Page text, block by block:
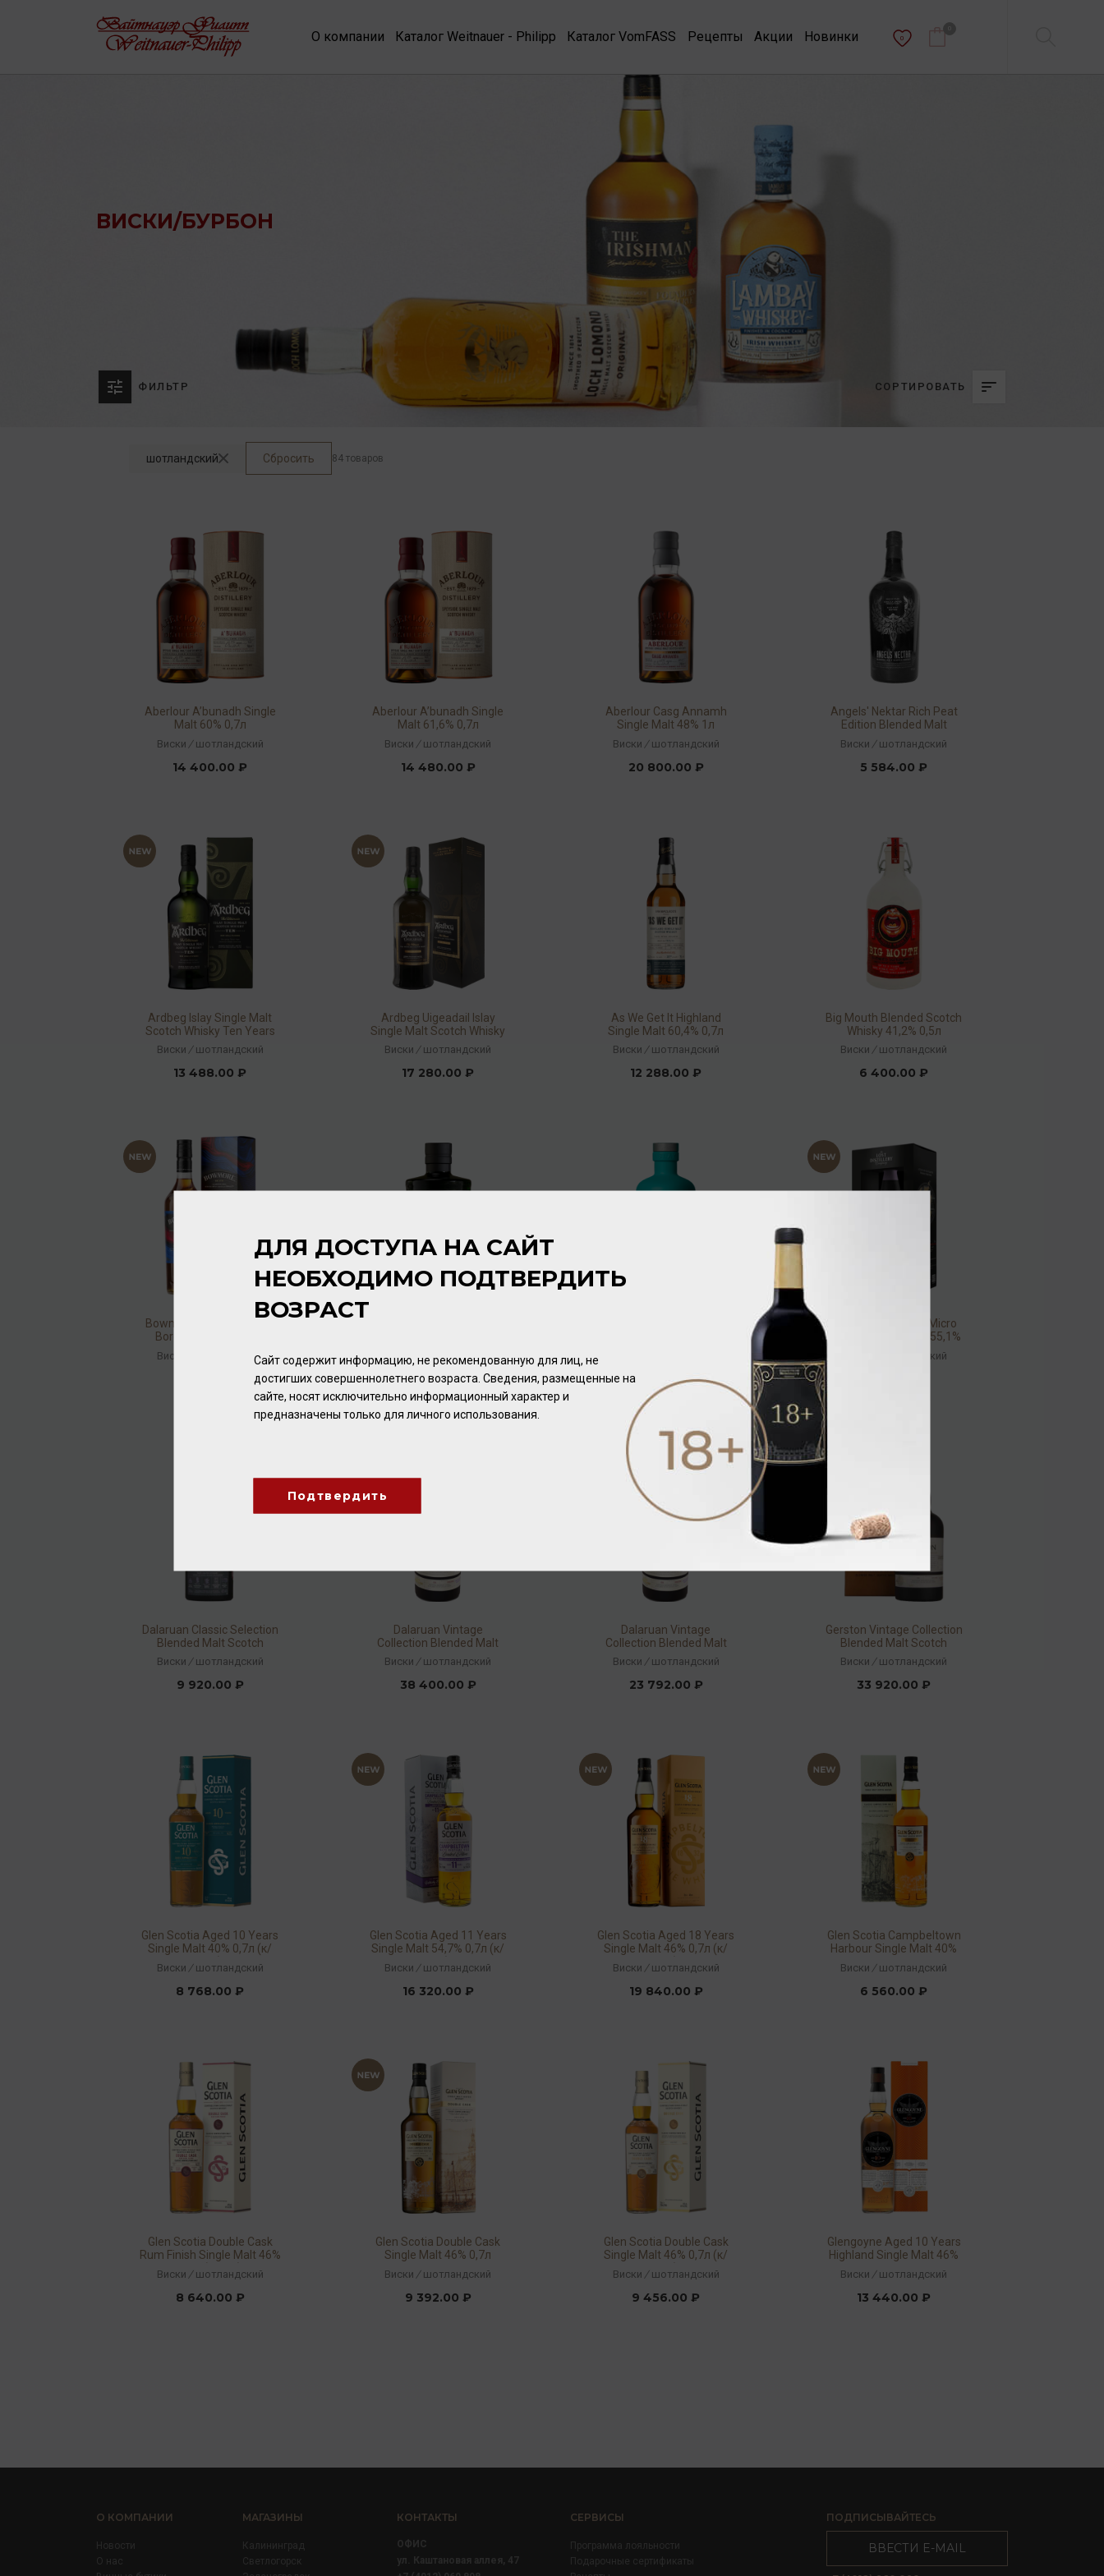
О компании Каталог Weitnauer - Philipp Каталог VomFASS Рецепты Акции Новинки 0
ВИСКИ/БУРБОН
ФИЛЬТР СОРТИРОВАТЬ
шотландский Сбросить 84 товаров
Aberlour A’bunadh Single
Malt 60% 0,7л
Виски / шотландский
14 400.00 ₽
Aberlour A’bunadh Single
Malt 61,6% 0,7л
Виски / шотландский
14 480.00 ₽
Aberlour Casg Annamh
Single Malt 48% 1л
Виски / шотландский
20 800.00 ₽
Angels' Nektar Rich Peat
Edition Blended Malt
Scotch Whisky 46% 0,7л
Виски / шотландский
5 584.00 ₽
Ardbeg Islay Single Malt
Scotch Whisky Ten Years
Old 46% 1л
Виски / шотландский
13 488.00 ₽
Ardbeg Uigeadail Islay
Single Malt Scotch Whisky
54,2% 0,7л
Виски / шотландский
17 280.00 ₽
As We Get It Highland
Single Malt 60,4% 0,7л
Виски / шотландский
12 288.00 ₽
Big Mouth Blended Scotch
Whisky 41,2% 0,5л
Виски / шотландский
6 400.00 ₽
Bowmore 14 Aged Years
Bordeaux Cask Finish
Single Malt 43% 0,7л
Виски шотландский Виски / шотландский
19 200.00 ₽ 13 440.00 ₽
Dalaruan Archivist Micro
Batch Blended Malt 55,1%
шотландский
Dalaruan Classic Selection
Blended Malt Scotch
Whisky 43% 0,7л
Виски / шотландский
9 920.00 ₽
Dalaruan Vintage
Collection Blended Malt
Scotch Whisky 46% 0,7л
Виски / шотландский
38 400.00 ₽
Dalaruan Vintage
Collection Blended Malt
Scotch Whisky 46% 0,7л
Виски / шотландский
23 792.00 ₽
Gerston Vintage Collection
Blended Malt Scotch
Whisky 46% 0,7л
Виски / шотландский
33 920.00 ₽
Glen Scotia Aged 10 Years
Single Malt 40% 0,7л (к/
Виски / шотландский
8 768.00 ₽
Glen Scotia Aged 11 Years
Single Malt 54,7% 0,7л (к/
Виски / шотландский
16 320.00 ₽
Glen Scotia Aged 18 Years
Single Malt 46% 0,7л (к/
Виски / шотландский
19 840.00 ₽
Glen Scotia Campbeltown
Harbour Single Malt 40%
Виски / шотландский
6 560.00 ₽
Glen Scotia Double Cask
Rum Finish Single Malt 46%
0,7л (к/кор)
Виски / шотландский
8 640.00 ₽
Glen Scotia Double Cask
Single Malt 46% 0,7л
Виски / шотландский
9 392.00 ₽
Glen Scotia Double Cask
Single Malt 46% 0,7л (к/
Виски / шотландский
9 456.00 ₽
Glengoyne Aged 10 Years
Highland Single Malt 46%
Виски / шотландский
13 440.00 ₽
О КОМПАНИИ
Новости
О нас
МАГАЗИНЫ
Калининград
Светлогорск
КОНТАКТЫ
ОФИС
ул. Каштановая аллея, 47
СЕРВИСЫ
Программа лояльности
Подарочные сертификаты
ПОДПИСЫВАЙТЕСЬ
ВВЕСТИ E-MAIL
ДЛЯ ДОСТУПА НА САЙТ
НЕОБХОДИМО ПОДТВЕРДИТЬ
ВОЗРАСТ
Сайт содержит информацию, не рекомендованную для лиц, не
достигших совершеннолетнего возраста. Сведения, размещенные на
сайте, носят исключительно информационный характер и
предназначены только для личного использования.
Подтвердить